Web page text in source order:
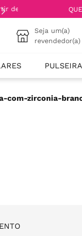
Seja um(a)
revendedor(a)
com-zirconia-